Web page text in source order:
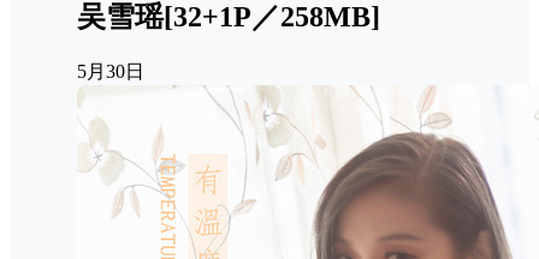
吴雪瑶[32+1P／258MB]
5月30日